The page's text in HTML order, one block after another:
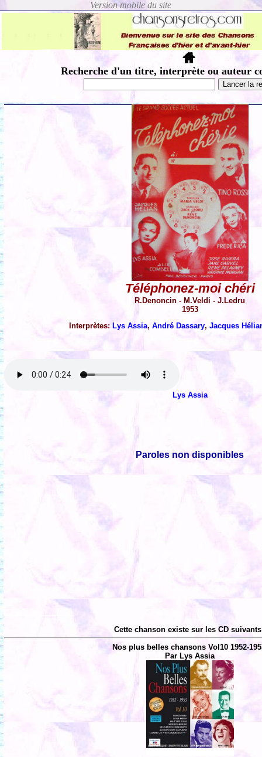
Recherche d'un titre, interprète ou auteur
Téléphonez-moi chéri
R.Denoncin - M.Veldi - J.Ledru
1953
Interprètes: Lys Assia,André Dassary,Jacques
Lys Assia
Paroles non disponibles
Cette chanson existe sur les CD
Nos plus belles chansons Vol10 1952-
Par Lys Assia